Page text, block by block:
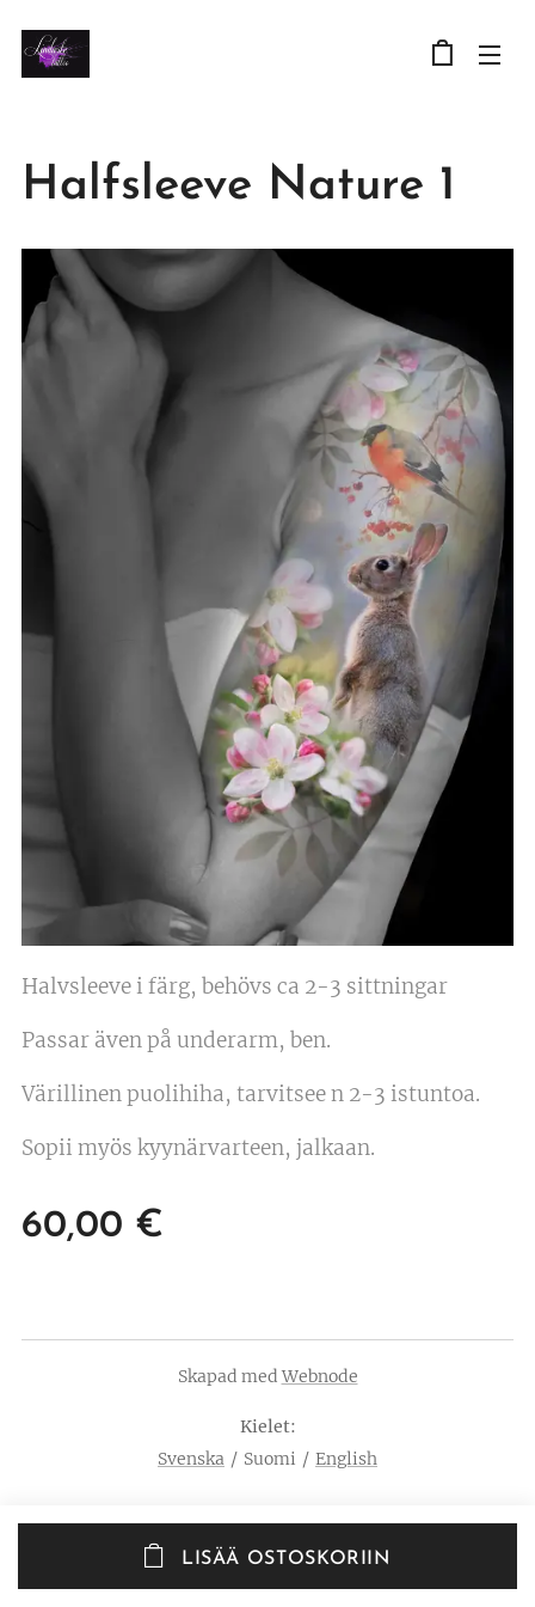
Halfsleeve Nature 1
Halvsleeve i färg, behövs ca 2-3 sittningar
Passar även på underarm, ben.
Värillinen puolihiha, tarvitsee n 2-3 istuntoa.
Sopii myös kyynärvarteen, jalkaan.
60,00 €
LISÄÄ OSTOSKORIIN
Skapad medWebnode
Kielet
Svenska
Suomi English